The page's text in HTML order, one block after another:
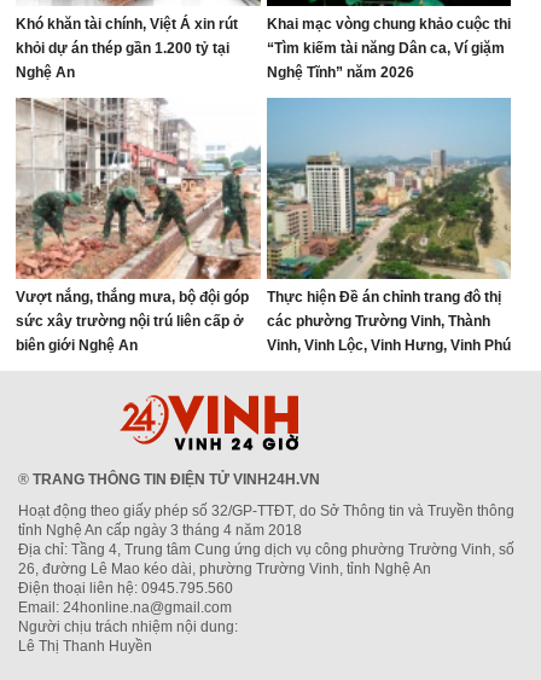
Khó khăn tài chính, Việt Á xin rút
khỏi dự án thép gần 1.200 tỷ tại
Nghệ An
Khai mạc vòng chung khảo cuộc thi
“Tìm kiếm tài năng Dân ca, Ví giặm
Nghệ Tĩnh” năm 2026
Vượt nắng, thắng mưa, bộ đội góp
sức xây trường nội trú liên cấp ở
biên giới Nghệ An
Thực hiện Đề án chỉnh trang đô thị
các phường Trường Vinh, Thành
Vinh, Vinh Lộc, Vinh Hưng, Vinh Phú
và Cửa Lò giai đoạn 2026 – 2030
® TRANG THÔNG TIN ĐIỆN TỬ VINH24H.VN
Hoạt động theo giấy phép số 32/GP-TTĐT, do Sở Thông tin và Truyền thông
tỉnh Nghệ An cấp ngày 3 tháng 4 năm 2018
Địa chỉ: Tầng 4, Trung tâm Cung ứng dịch vụ công phường Trường Vinh, số
26, đường Lê Mao kéo dài, phường Trường Vinh, tỉnh Nghệ An
Điện thoại liên hệ: 0945.795.560
Email: 24honline.na@gmail.com
Người chịu trách nhiệm nội dung:
Lê Thị Thanh Huyền